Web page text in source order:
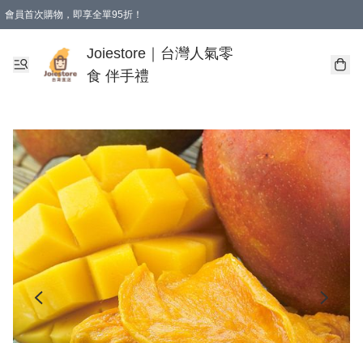
會員首次購物，即享全單95折！
購物滿 HKD 350.00即享免運費優惠！（適用於 本地送貨、本地取貨 )
Joiestore｜台灣人氣零
食 伴手禮